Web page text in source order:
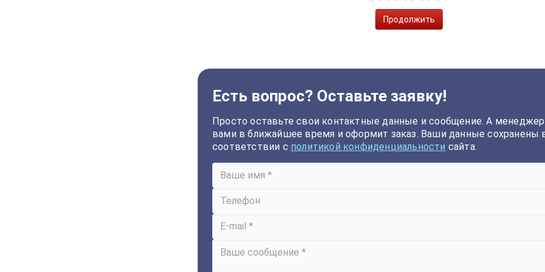
Продолжить
Есть вопрос? Оставьте заявку!
Просто оставьте свои контактные данные и сообщение. А
вами в ближайшее время и оформит заказ. Ваши данные сохранены
соответствии с политикой конфиденциальности сайта.